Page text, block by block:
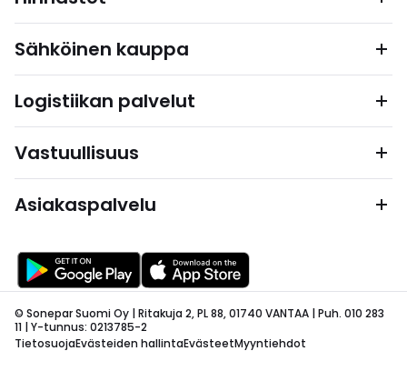
Sähköinen kauppa
Logistiikan palvelut
Vastuullisuus
Asiakaspalvelu
© Sonepar Suomi Oy | Ritakuja 2, PL 88, 01740 VANTAA | Puh. 010 283
11 | Y-tunnus: 0213785-2
TietosuojaEvästeiden hallintaEvästeetMyyntiehdot